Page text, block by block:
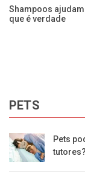
Shampoos
que é verdade
PETS
Pets